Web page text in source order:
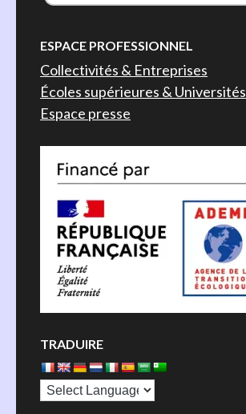
ESPACE PROFESSIONNEL
Collectivités & Entreprises
Écoles supérieures & Universités
Espace presse
TRADUIRE